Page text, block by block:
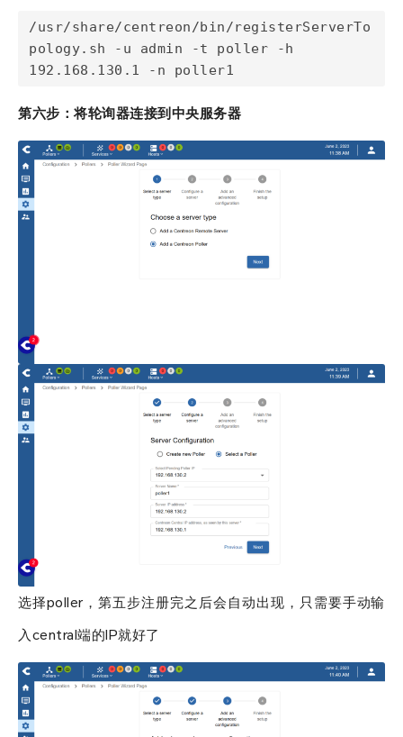
/usr/share/centreon/bin/registerServerTo
pology.sh -u admin -t poller -h
192.168.130.1 -n poller1
第六步：将轮询器连接到中央服务器
选择poller，第五步注册完之后会自动出现，只需要手动输
入central端的IP就好了